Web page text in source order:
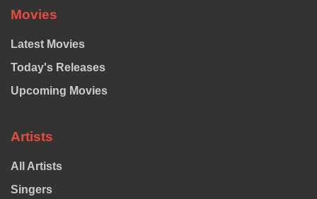
Movies
Latest Movies
Today's Releases
Upcoming Movies
Artists
All Artists
Singers